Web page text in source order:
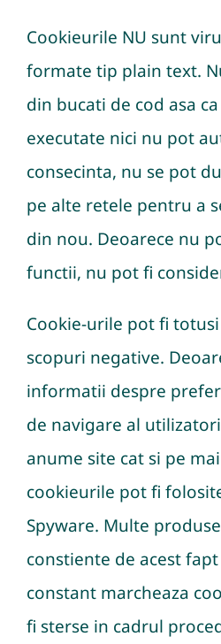
Cookieurile NU sunt
formate tip plain text.
din bucati de cod asa
executate nici nu pot
consecinta, nu se pot
pe alte retele pentru a
din nou. Deoarece nu
functii, nu pot fi
Cookie-urile pot fi
scopuri negative.
informatii despre
de navigare al
anume site cat si pe
cookieurile pot fi
Spyware. Multe
constiente de acest
constant marcheaza
fi sterse in cadrul